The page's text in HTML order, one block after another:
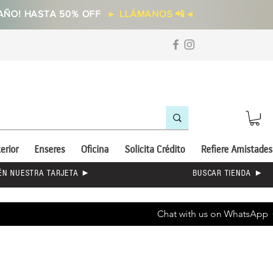
HASTA 50% OFF ► LLÁMANOS 📲 ◄
Enseres Oficina Solicita Crédito Refiere Amistades
NUESTRA TARJETA ► BUSCAR TIENDA ►
Chat with us on WhatsApp